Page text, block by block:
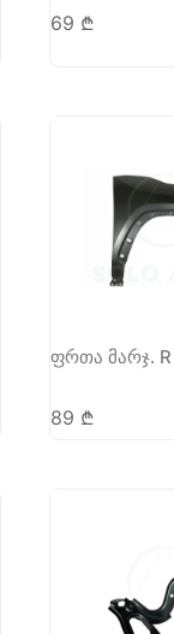
69 ₾
ფრთა მარჯ. R
89 ₾